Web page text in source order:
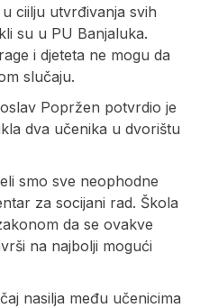
ciilju utvrđivanja svih
su u PU Banjaluka.
i djeteta ne mogu da
slučaju.
Popržen potvrdio je
dva učenika u dvorištu
smo sve neophodne
za socijani rad. Škola
da se ovakve
na najbolji mogući
nasilja među učenicima